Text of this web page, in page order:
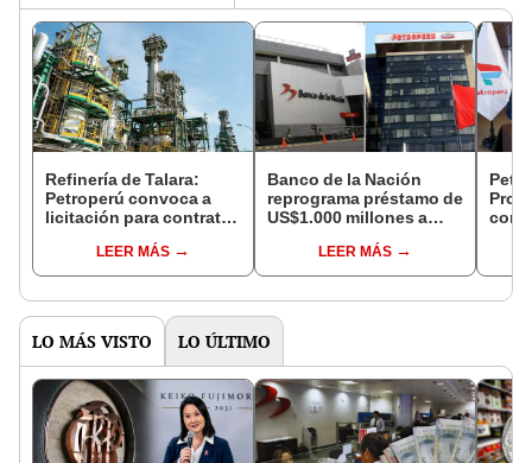
Refinería de Talara:
Petroperú convoca a
licitación para contratar
forenseLEER MÁS
Banco de la Nación
reprograma préstamo de
US$1.000 millones a
LEER MÁS
LO MÁS VISTO LO ÚLTIMO